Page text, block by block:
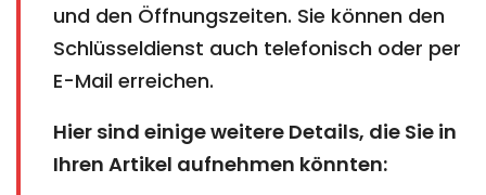
und den Öffnungszeiten. Sie können den
Schlüsseldienst auch telefonisch oder per
E-Mail erreichen.
Hier sind einige weitere Details, die Sie in
Ihren Artikel aufnehmen könnten: